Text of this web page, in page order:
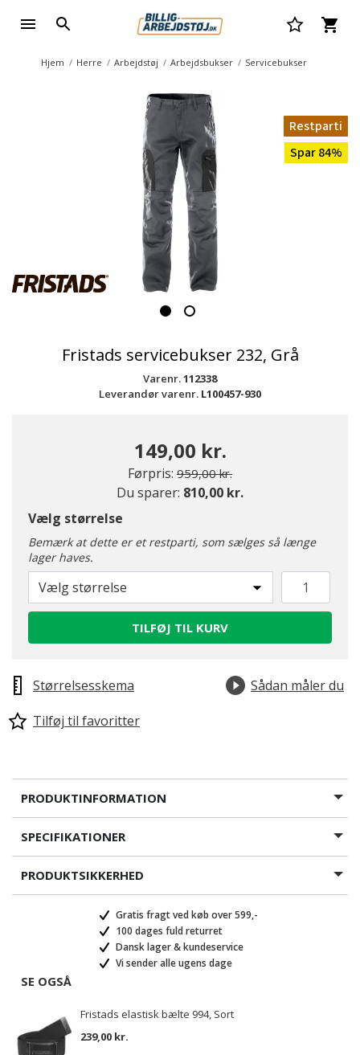
Hjem Herre Arbejdstøj Arbejdsbukser Servicebukser
Restparti
Spar 84%
Fristads servicebukser 232, Grå
Varenr.112338
Leverandør varenr. L100457-930
149,00 kr.
Førpris: Pris nedsat fra
959,00 kr.til
Du sparer: 810,00 kr.
Vælg størrelse
Bemærk at dette er et restparti, som sælges så længe
lager haves.
Vælg størrelse
TILFØJ TIL KURV
Størrelsesskema
Sådan måler du
Tilføj til favoritter
PRODUKTINFORMATION
SPECIFIKATIONER
PRODUKTSIKKERHED
Gratis fragt ved køb over 599,-
100 dages fuld returret
Dansk lager & kundeservice
Vi sender alle ugens dage
SE OGSÅ
Fristads elastisk bælte 994, Sort
239,00 kr.